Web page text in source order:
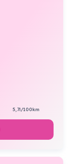
5,7l/100km